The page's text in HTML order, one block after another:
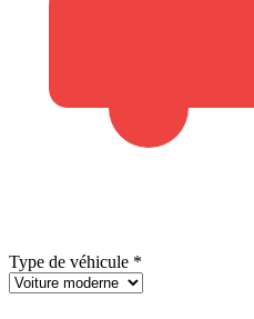
Type de véhicule *